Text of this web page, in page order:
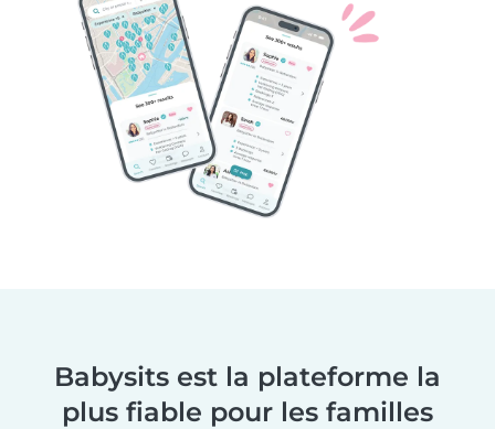
Babysits est la plateforme la
plus fiable pour les familles